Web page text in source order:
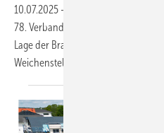
10.07.2025 -
78. Verbandstag in Heidelberg
Lage der Branche unter dem
Weichenstellungen.